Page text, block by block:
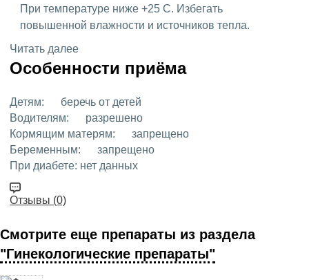
При температуре ниже +25 C. Избегать
повышенной влажности и источников тепла.
Читать далее
Особенности приёма
Детям:
беречь от детей
Водителям:
разрешено
Кормящим матерям:
запрещено
Беременным:
запрещено
При диабете: нет данных
Отзывы (0)
Смотрите еще препараты из раздела
"Гинекологические препараты"